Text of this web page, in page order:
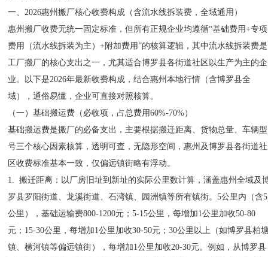
一、2026惠州搬厂核心收费构成（含流水线拆装费，全域通用）
惠州搬厂收费无统一固定标准，但所有正规企业均遵循“基础费用+专项
费用（流水线拆装为主）+附加费用”的核算逻辑，其中流水线拆装费是
工厂搬厂的核心支出之一，尤其适合博罗县各街道社区以生产为主的企
业。以下是2026年最新收费构成，结合惠州本地行情（含博罗县全
域），通俗易懂，企业可直接对照核算。
（一）基础搬运费（必收项，占总费用60%-70%）
基础搬运费是搬厂的必备支出，主要根据搬迁距离、货物总量、车辆型
号三个核心因素核算，透明可查，无隐形空间，惠州及博罗县各街道社
区收费标准基本一致，仅偏远镇街略有浮动。
1. 搬迁距离：以厂房旧址到新址的实际公里数计算，涵盖惠州全域及
罗县罗阳街道、龙溪街道、石湾镇、园洲镇等所有镇街。5公里内（含5
公里），基础运输费800-1200元；5-15公里，每增加1公里加收50-80
元；15-30公里，每增加1公里加收30-50元；30公里以上（如博罗县柏
镇、横河镇等偏远镇街），每增加1公里加收20-30元。例如，从博罗县